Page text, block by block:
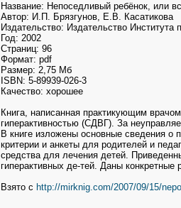
Название: Непоседливый ребёнок, или
Автор: И.П. Брязгунов, Е.В. Касатикова
Издательство: Издательство Института
Год: 2002
Страниц: 96
Формат: pdf
Размер: 2,75 Мб
ISBN: 5-89939-026-3
Качество: хорошее
Книга, написанная практикующим
гиперактивностью (СДВГ). За
В книге изложены основные сведения о
критерии и анкеты для родителей и
средства для лечения детей.
гиперактивных де-тей. Даны конкретные
Взято с http://mirknig.com/2007/09/15/